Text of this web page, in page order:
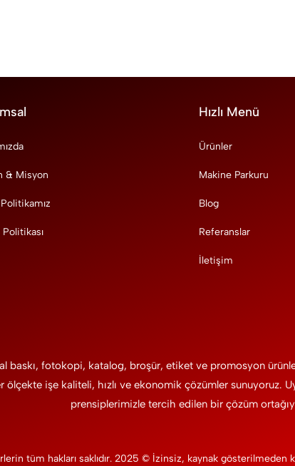
& Misyon
Hızlı Menü
Ürünler
Makine Parkuru
Blog
Referanslar
İletişim
baskı, fotokopi, katalog, broşür, etiket ve promosyon
ölçekte işe kaliteli, hızlı ve ekonomik çözümler sunuyoruz.
prensiplerimizle tercih edilen bir çözüm
tüm hakları saklıdır. 2025 © İzinsiz, kaynak gösterilmeden